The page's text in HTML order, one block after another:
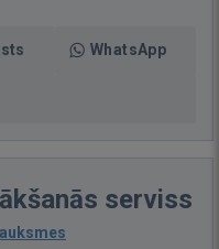
WhatsApp
serviss